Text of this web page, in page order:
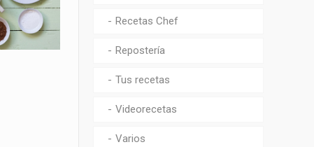
Recetas Chef
Repostería
Tus recetas
Videorecetas
Varios